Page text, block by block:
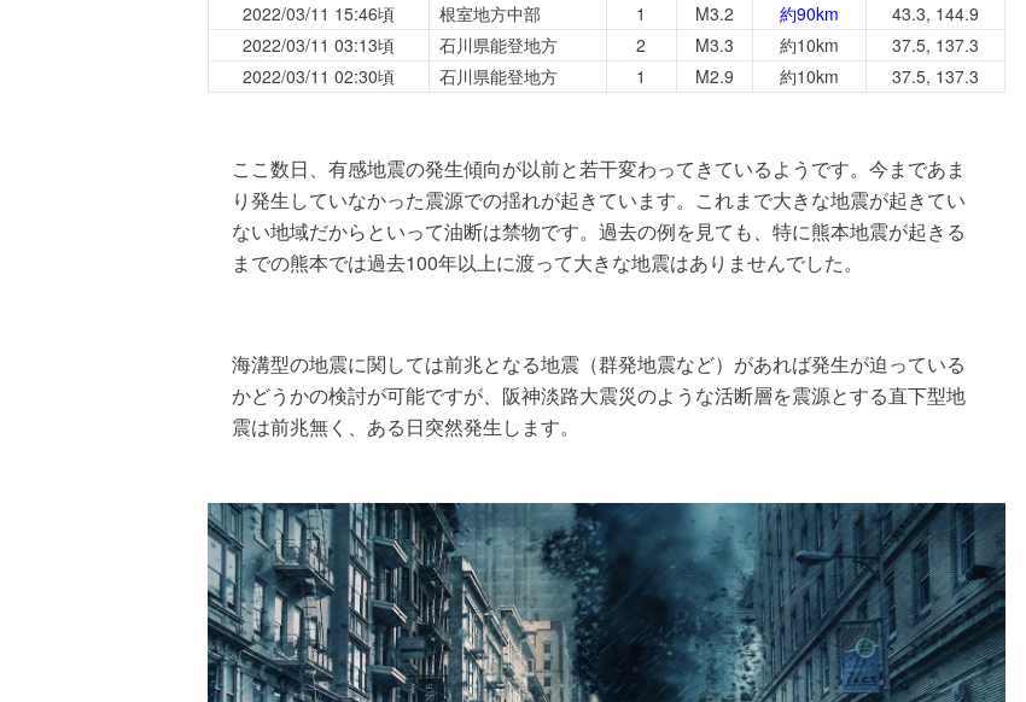
2022/03/11 15:46頃
根室地方中部 1 M3.2 約90km
43.3, 144.9
2022/03/11 03:13頃
石川県能登地方 2 M3.3 約10km
37.5, 137.3
2022/03/11 02:30頃
石川県能登地方 1 M2.9 約10km 37.5, 137.3
ここ数日、有感地震の発生傾向が以前と若干変わってきているようです。今まであま
り発生していなかった震源での揺れが起きています。これまで大きな地震が起きてい
ない地域だからといって油断は禁物です。過去の例を見ても、特に熊本地震が起きる
までの熊本では過去100年以上に渡って大きな地震はありませんでした。
海溝型の地震に関しては前兆となる地震（群発地震など）があれば発生が迫っている
かどうかの検討が可能ですが、阪神淡路大震災のような活断層を震源とする直下型地
震は前兆無く、ある日突然発生します。